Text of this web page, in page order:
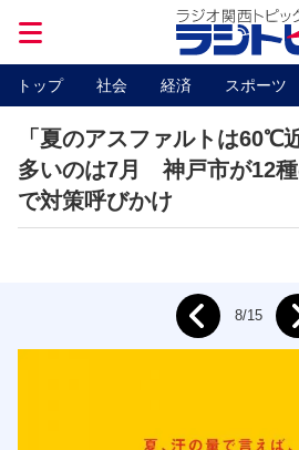
トップ 社会 経済 スポーツ
「夏のアスファルトは
多いのは7月 神戸市が12
で対策呼びかけ
8/15